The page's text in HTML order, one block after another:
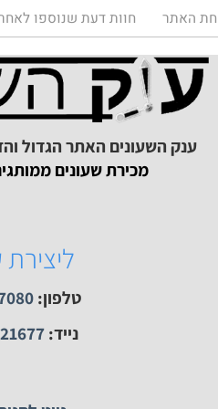
ענק השעונים רח' הרצל 73 רמת
חוות דעת שנוספו לאחרונה
מכירת שעונים ממותגים